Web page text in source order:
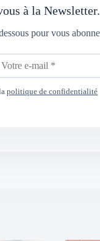
à la Newsletter.
pour vous
politique de confidentialité